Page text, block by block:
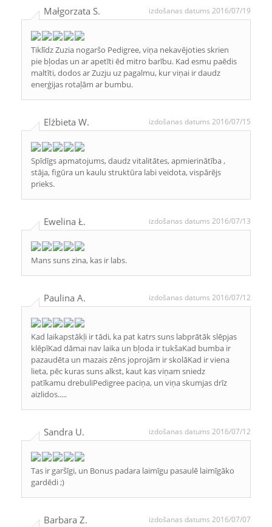
Małgorzata S. izdošanas datums 2016/07/19
Tiklīdz Zuzia nogaršo Pedigree, viņa nekavējoties skrien
pie bļodas un ar apetīti ēd mitro barību. Kad esmu paēdis
maltīti, dodos ar Zuzju uz pagalmu, kur viņai ir daudz
enerģijas rotaļām ar bumbu.
Elżbieta W. izdošanas datums 2016/07/15
Spīdīgs apmatojums, daudz vitalitātes, apmierinātība ,
stāja, figūra un kaulu struktūra labi veidota, vispārējs
prieks.
Ewelina Ł. izdošanas datums 2016/07/13
Mans suns zina, kas ir labs.
Paulina A. izdošanas datums 2016/07/12
Kad laikapstākļi ir tādi, ka pat katrs suns labprātāk slēpjas
klēpīKad dāmai nav laika un bļoda ir tukšaKad bumba ir
pazaudēta un mazais zēns joprojām ir skolāKad ir viena
lieta, pēc kuras suns alkst, kaut kas viņam sniedz
patīkamu drebuliPedigree paciņa, un viņa skumjas drīz
aizlidos.....
Sandra U. izdošanas datums 2016/07/12
Tas ir garšīgi, un Bonus padara laimīgu pasaulē laimīgāko
gardēdi ;)
Barbara Z. izdošanas datums 2016/07/07